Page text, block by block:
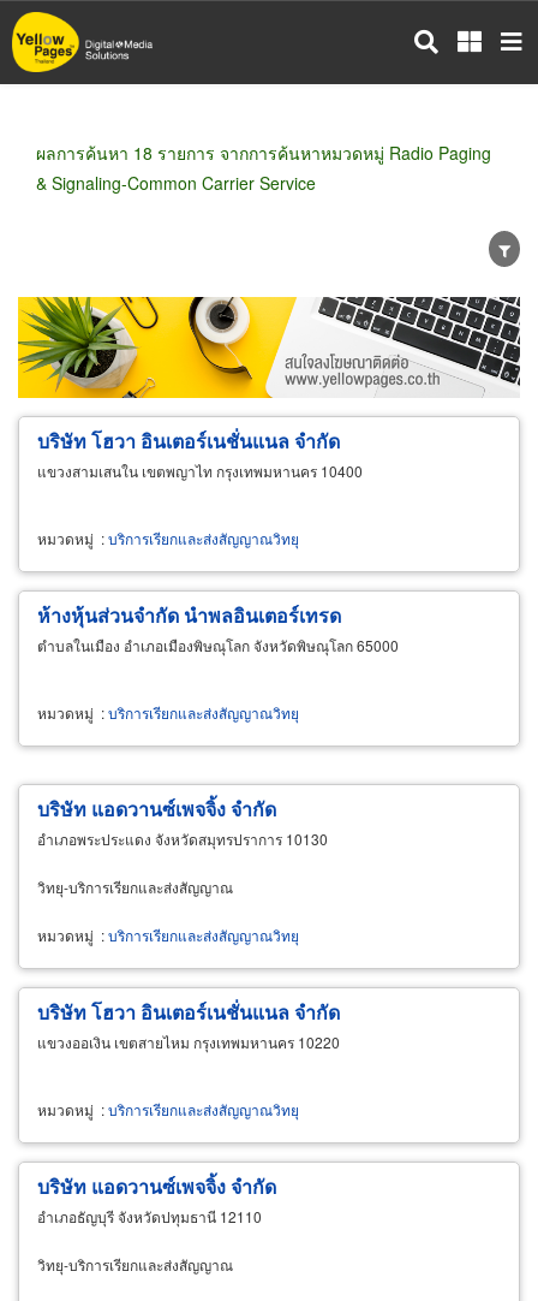
ข้าม
ไป
ผลการค้นหา 18 รายการ จากการค้นหาหมวดหมู่ Radio Paging
& Signaling-Common Carrier Service
ขายส่ง ขายปลีก ผู้ผลิต
ตัวแทนจัดจำหน่าย
ผู้ส่งออก/นำเข้า
ธุรกิจบริการ
บริษัท โฮวา อินเตอร์เนชั่นแนล จำกัด
แขวงสามเสนใน เขตพญาไท กรุงเทพมหานคร 10400
หมวดหมู่ :บริการเรียกและส่งสัญญาณวิทยุ
ห้างหุ้นส่วนจำกัด นำพลอินเตอร์เทรด
ตำบลในเมือง อำเภอเมืองพิษณุโลก จังหวัดพิษณุโลก 65000
หมวดหมู่ :บริการเรียกและส่งสัญญาณวิทยุ
บริษัท แอดวานซ์เพจจิ้ง จำกัด
อำเภอพระประแดง จังหวัดสมุทรปราการ 10130
วิทยุ-บริการเรียกและส่งสัญญาณ
หมวดหมู่ :บริการเรียกและส่งสัญญาณวิทยุ
บริษัท โฮวา อินเตอร์เนชั่นแนล จำกัด
แขวงออเงิน เขตสายไหม กรุงเทพมหานคร 10220
หมวดหมู่ :บริการเรียกและส่งสัญญาณวิทยุ
บริษัท แอดวานซ์เพจจิ้ง จำกัด
อำเภอธัญบุรี จังหวัดปทุมธานี 12110
วิทยุ-บริการเรียกและส่งสัญญาณ